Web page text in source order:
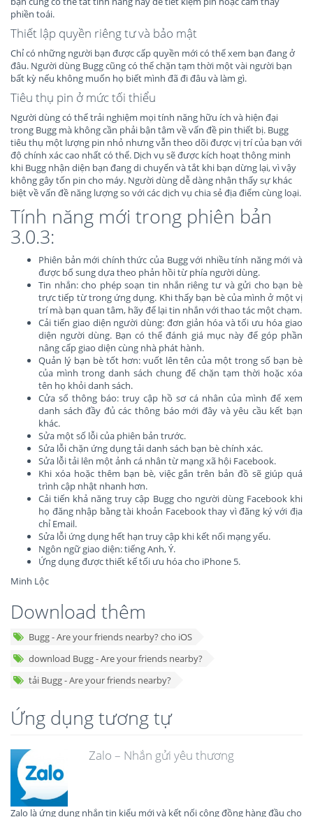
phiền toái.
Thiết lập quyền riêng tư và bảo mật
Chỉ có những người bạn được cấp quyền mới có thể xem bạn đang ở
đâu. Người dùng Bugg cũng có thể chặn tạm thời một vài người bạn
bất kỳ nếu không muốn họ biết mình đã đi đâu và làm gì.
Tiêu thụ pin ở mức tối thiểu
Người dùng có thể trải nghiệm mọi tính năng hữu ích và hiện đại
trong Bugg mà không cần phải bận tâm về vấn đề pin thiết bị. Bugg
tiêu thụ một lượng pin nhỏ nhưng vẫn theo dõi được vị trí của bạn với
độ chính xác cao nhất có thể. Dịch vụ sẽ được kích hoạt thông minh
khi Bugg nhận diện bạn đang di chuyển và tắt khi bạn dừng lại, vì vậy
không gây tốn pin cho máy. Người dùng dễ dàng nhận thấy sự khác
biệt về vấn đề năng lượng so với các dịch vụ chia sẻ địa điểm cùng loại.
Tính năng mới trong phiên bản
3.0.3:
Phiên bản mới chính thức của Bugg với nhiều tính năng mới và
được bổ sung dựa theo phản hồi từ phía người dùng.
Tin nhắn: cho phép soạn tin nhắn riêng tư và gửi cho bạn bè
trực tiếp từ trong ứng dụng. Khi thấy bạn bè của mình ở một vị
trí mà bạn quan tâm, hãy để lại tin nhắn với thao tác một chạm.
Cải tiến giao diện người dùng: đơn giản hóa và tối ưu hóa giao
diện người dùng. Bạn có thể đánh giá mục này để góp phần
nâng cấp giao diện cùng nhà phát hành.
Quản lý bạn bè tốt hơn: vuốt lên tên của một trong số bạn bè
của mình trong danh sách chung để chặn tạm thời hoặc xóa
tên họ khỏi danh sách.
Cửa sổ thông báo: truy cập hồ sơ cá nhân của mình để xem
danh sách đầy đủ các thông báo mới đây và yêu cầu kết bạn
khác.
Sửa một số lỗi của phiên bản trước.
Sửa lỗi chặn ứng dụng tải danh sách bạn bè chính xác.
Sửa lỗi tải lên một ảnh cá nhân từ mạng xã hội Facebook.
Khi xóa hoặc thêm bạn bè, việc gắn trên bản đồ sẽ giúp quá
trình cập nhật nhanh hơn.
Cải tiến khả năng truy cập Bugg cho người dùng Facebook khi
họ đăng nhập bằng tài khoản Facebook thay vì đăng ký với địa
chỉ Email.
Sửa lỗi ứng dụng hết hạn truy cập khi kết nối mạng yếu.
Ngôn ngữ giao diện: tiếng Anh, Ý.
Ứng dụng được thiết kế tối ưu hóa cho iPhone 5.
Minh Lộc
Download thêm
Bugg - Are your friends nearby? cho iOS
download Bugg - Are your friends nearby?
tải Bugg - Are your friends nearby?
Ứng dụng tương tự
Zalo – Nhắn gửi yêu thương
Zalo là ứng dụng nhắn tin kiểu mới và kết nối cộng đồng hàng đầu cho